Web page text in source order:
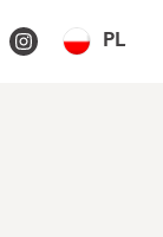
PL